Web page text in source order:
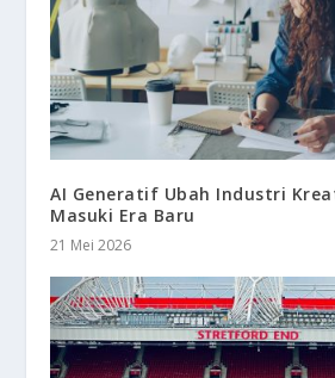
AI Generatif Ubah Industri
Masuki Era Baru
21 Mei 2026